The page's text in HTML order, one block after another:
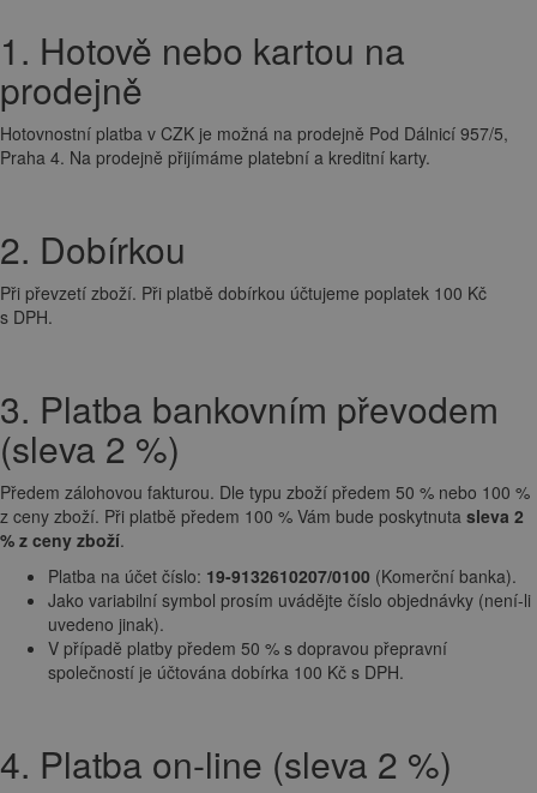
1. Hotově nebo kartou na
prodejně
Hotovnostní platba v CZK je možná na prodejně Pod Dálnicí 957/5,
Praha 4. Na prodejně přijímáme platební a kreditní karty.
2. Dobírkou
Při převzetí zboží. Při platbě dobírkou účtujeme poplatek 100 Kč
s DPH.
3. Platba bankovním převodem
(sleva 2 %)
Předem zálohovou fakturou. Dle typu zboží předem 50 % nebo 100 %
z ceny zboží. Při platbě předem 100 % Vám bude poskytnuta sleva 2
% z ceny zboží.
Platba na účet číslo: 19-9132610207/0100 (Komerční banka).
Jako variabilní symbol prosím uvádějte číslo objednávky (není-li
uvedeno jinak).
V případě platby předem 50 % s dopravou přepravní
společností je účtována dobírka 100 Kč s DPH.
4. Platba on-line (sleva 2 %)